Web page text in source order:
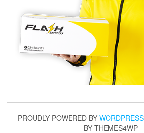
PROUDLY POWERED BY WORDPRESS
BY THEMES4WP